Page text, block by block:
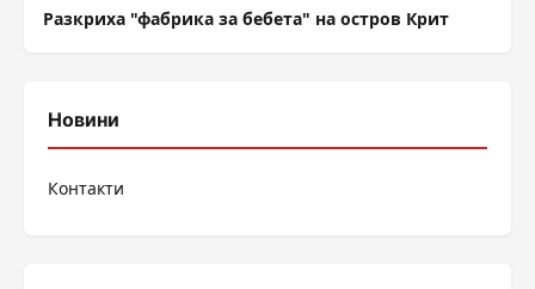
Разкриха "фабрика за бебета" на остров Крит
Новини
Контакти